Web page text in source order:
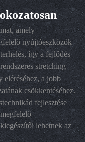
amely
nyújtóeszközök
így a fejlődés
stretching
eléréséhez, a jobb
csökkentéséhez.
fejlesztése
lehetnek az